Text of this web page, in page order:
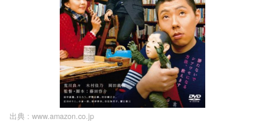
出典 : www.amazon.co.jp